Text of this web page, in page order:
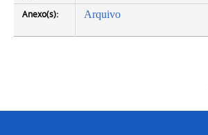
Anexo(s): Arquivo